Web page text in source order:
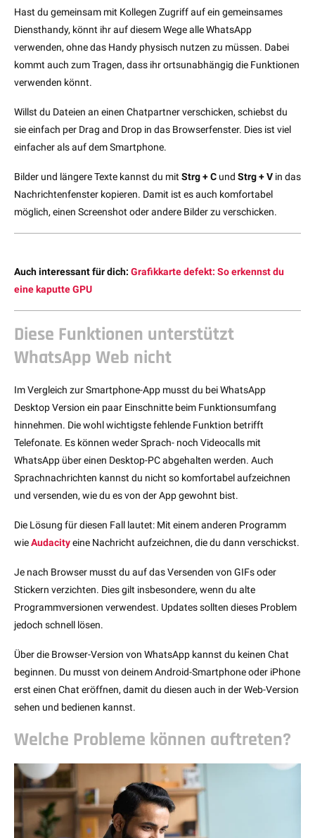
Hast du gemeinsam mit Kollegen Zugriff auf ein gemeinsames
Diensthandy, könnt ihr auf diesem Wege alle WhatsApp
verwenden, ohne das Handy physisch nutzen zu müssen. Dabei
kommt auch zum Tragen, dass ihr ortsunabhängig die Funktionen
verwenden könnt.
Willst du Dateien an einen Chatpartner verschicken, schiebst du
sie einfach per Drag and Drop in das Browserfenster. Dies ist viel
einfacher als auf dem Smartphone.
Bilder und längere Texte kannst du mit Strg + C und Strg + V in das
Nachrichtenfenster kopieren. Damit ist es auch komfortabel
möglich, einen Screenshot oder andere Bilder zu verschicken.
Auch interessant für dich: Grafikkarte defekt: So erkennst du
eine kaputte GPU
Diese Funktionen unterstützt
WhatsApp Web nicht
Im Vergleich zur Smartphone-App musst du bei WhatsApp
Desktop Version ein paar Einschnitte beim Funktionsumfang
hinnehmen. Die wohl wichtigste fehlende Funktion betrifft
Telefonate. Es können weder Sprach- noch Videocalls mit
WhatsApp über einen Desktop-PC abgehalten werden. Auch
Sprachnachrichten kannst du nicht so komfortabel aufzeichnen
und versenden, wie du es von der App gewohnt bist.
Die Lösung für diesen Fall lautet: Mit einem anderen Programm
wieAudacityeine Nachricht aufzeichnen, die du dann verschickst.
Je nach Browser musst du auf das Versenden von GIFs oder
Stickern verzichten. Dies gilt insbesondere, wenn du alte
Programmversionen verwendest. Updates sollten dieses Problem
jedoch schnell lösen.
Über die Browser-Version von WhatsApp kannst du keinen Chat
beginnen. Du musst von deinem Android-Smartphone oder iPhone
erst einen Chat eröffnen, damit du diesen auch in der Web-Version
sehen und bedienen kannst.
Welche Probleme können auftreten?